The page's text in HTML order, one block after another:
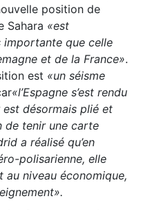
position de
Sahara «est
importante que celle
et de la France».
est «un séisme
«l’Espagne s’est rendu
désormais plié et
de tenir une carte
a réalisé qu’en
polisarienne, elle
niveau économique,